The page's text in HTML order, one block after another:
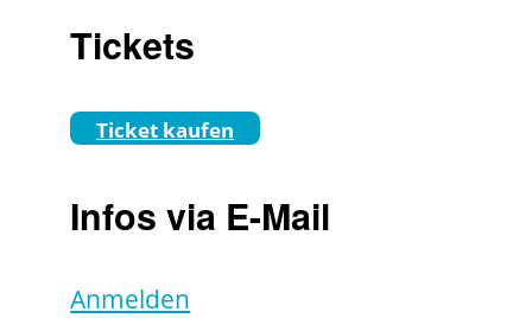
Tickets
Ticket kaufen
Infos via E-Mail
Anmelden